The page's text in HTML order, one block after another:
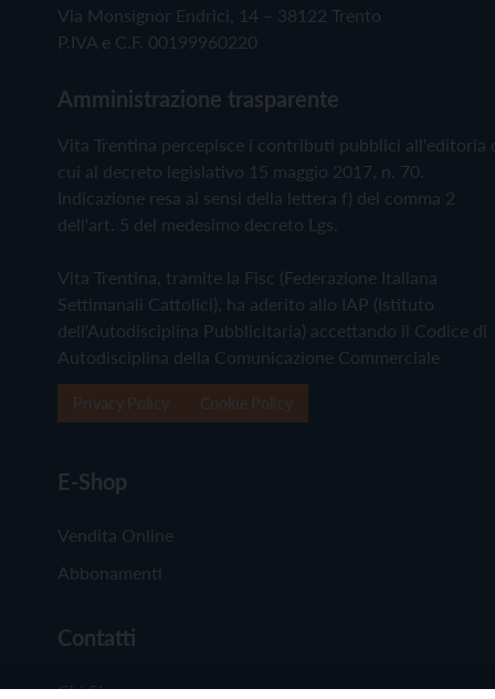
Via Monsignor Endrici, 14 – 38122 Trento
P.IVA e C.F. 00199960220
Amministrazione trasparente
Vita Trentina percepisce i contributi pubblici all'editoria
cui al decreto legislativo 15 maggio 2017, n. 70.
Indicazione resa ai sensi della lettera f) del comma 2
dell'art. 5 del medesimo decreto Lgs.
Vita Trentina, tramite la Fisc (Federazione Italiana
Settimanali Cattolici), ha aderito allo IAP (Istituto
dell'Autodisciplina Pubblicitaria) accettando il Codice di
Autodisciplina della Comunicazione Commerciale
E-Shop
Vendita Online
Abbonamenti
Contatti
Chi Siamo